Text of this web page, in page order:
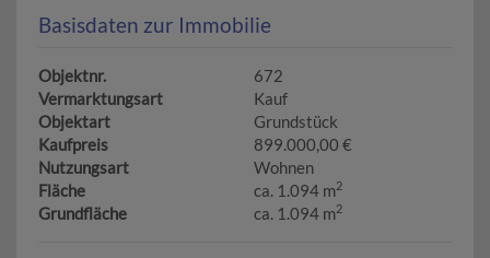
Basisdaten zur Immobilie
Objektnr.
672
Vermarktungsart
Kauf
Objektart
Grundstück
Kaufpreis
899.000,00 €
Nutzungsart
Wohnen
Fläche
ca. 1.094 m2
Grundfläche ca. 1.094 m2